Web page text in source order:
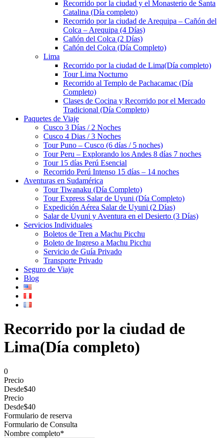
Recorrido por la ciudad y el Monasterio de Santa
Catalina (Día completo)
Recorrido por la ciudad de Arequipa – Cañón del
Colca – Arequipa (4 Días)
Cañón del Colca (2 Días)
Cañón del Colca (Día Completo)
Lima
Recorrido por la ciudad de Lima(Día completo)
Tour Lima Nocturno
Recorrido al Templo de Pachacamac (Día
Completo)
Clases de Cocina y Recorrido por el Mercado
Tradicional (Día Completo)
Paquetes de Viaje
Cusco 3 Días / 2 Noches
Cusco 4 Dias / 3 Noches
Tour Puno – Cusco (6 días / 5 noches)
Tour Peru – Explorando los Andes 8 días 7 noches
Tour 15 días Perú Esencial
Recorrido Perú Intenso 15 días – 14 noches
Aventuras en Sudamérica
Tour Tiwanaku (Día Completo)
Tour Express Salar de Uyuni (Día Completo)
Expedición Aérea Salar de Uyuni (2 Días)
Salar de Uyuni y Aventura en el Desierto (3 Días)
Servicios Individuales
Boletos de Tren a Machu Picchu
Boleto de Ingreso a Machu Picchu
Servicio de Guía Privado
Transporte Privado
Seguro de Viaje
Blog
Recorrido por la ciudad de
Lima(Día completo)
0
Precio
Desde$40
Precio
Desde$40
Formulario de reserva
Formulario de Consulta
Nombre completo*